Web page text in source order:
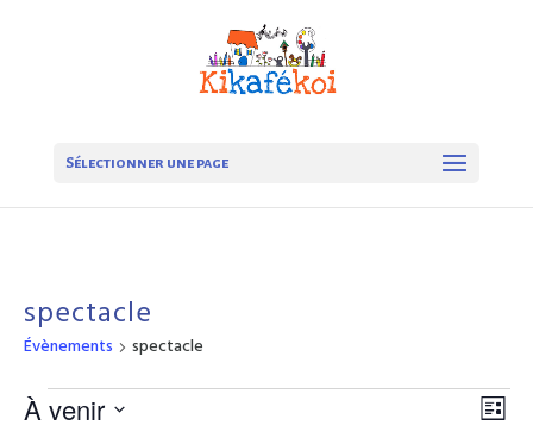
Sélectionner une page
spectacle
Évènements spectacle
Évènements Liste
À venir